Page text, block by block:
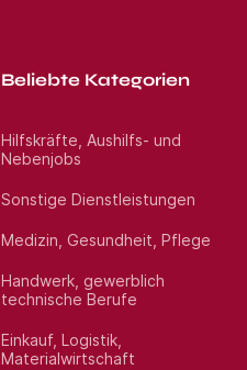
Beliebte Kategorien
Hilfskräfte, Aushilfs- und
Nebenjobs
Sonstige Dienstleistungen
Medizin, Gesundheit, Pflege
Handwerk, gewerblich
technische Berufe
Einkauf, Logistik,
Materialwirtschaft